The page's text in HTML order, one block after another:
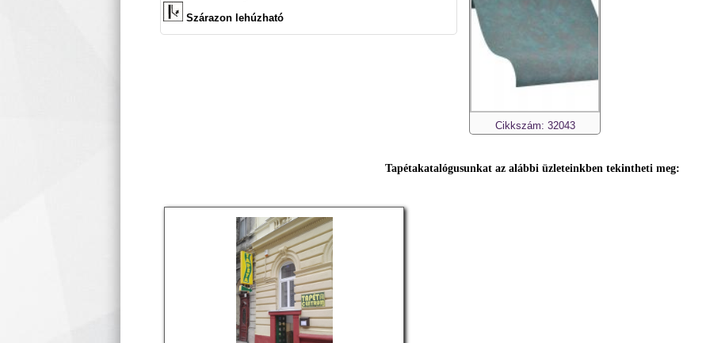
Szárazon lehúzható
Cikkszám: 32043
Tapétakatalógusunkat az alábbi üzleteinkben tekintheti meg: